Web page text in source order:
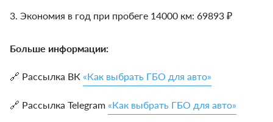
3. Экономия в год при пробеге 14000 км: 69893 ₽
Больше информации:
🔗 Рассылка ВК «Как выбрать ГБО для авто»
🔗 Рассылка Telegram «Как выбрать ГБО для авто»